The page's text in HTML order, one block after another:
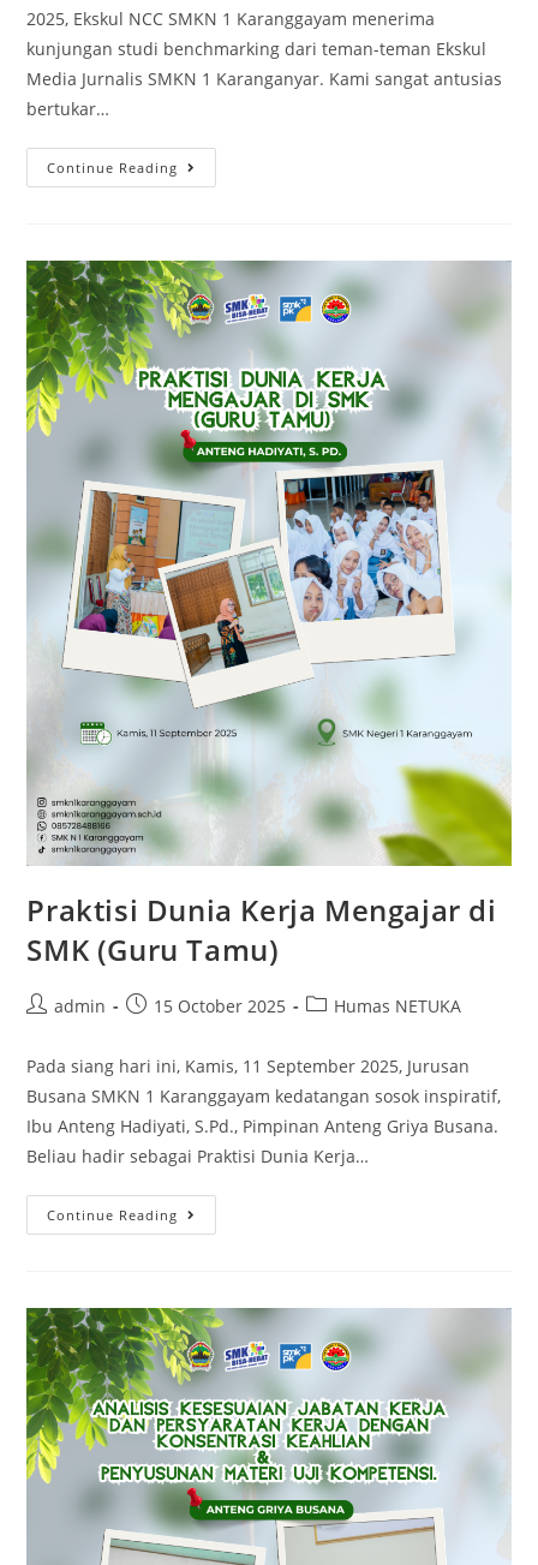
2025, Ekskul NCC SMKN 1 Karanggayam menerima
kunjungan studi benchmarking dari teman-teman Ekskul
Media Jurnalis SMKN 1 Karanganyar. Kami sangat antusias
bertukar…
Continue Reading
Benchmarking
Praktisi Dunia Kerja Mengajar di
SMK (Guru Tamu)
Postadmin
Post15 October 2025
PostHumas NETUKA
Pada siang hari ini, Kamis, 11 September 2025, Jurusan
Busana SMKN 1 Karanggayam kedatangan sosok inspiratif,
Ibu Anteng Hadiyati, S.Pd., Pimpinan Anteng Griya Busana.
Beliau hadir sebagai Praktisi Dunia Kerja…
Continue Reading
Dunia
di
SMK
Tamu)